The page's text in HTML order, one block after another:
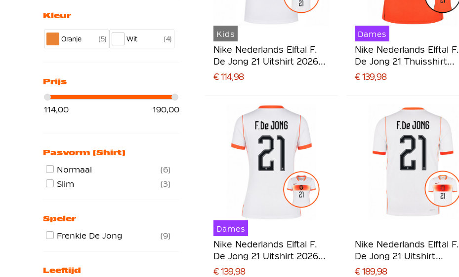
Kids
Nike Nederlands Elftal F.
De Jong 21 Uitshirt 2026-
2028 Kids
€ 114,98
Dames
Nike Nederlands Elftal F.
De Jong 21 Thuisshirt
2026-2028 Dames
€ 139,98
Dames
Nike Nederlands Elftal F.
De Jong 21 Uitshirt 2026-
2028 Dames
€ 139,98
Nike Nederlands Elftal F.
De Jong 21 Uitshirt
Authentic 2026-2028
€ 189,98
Kleur
Oranje 5 Wit 4
Prijs
114,00 190,00
Pasvorm (shirt)
Normaal
6
Slim
3
Speler
Frenkie De Jong 9
Leeftijd